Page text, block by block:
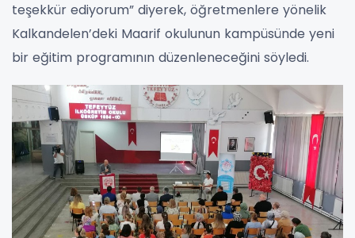
teşekkür ediyorum” diyerek, öğretmenlere yönelik
Kalkandelen’deki Maarif okulunun kampüsünde yeni
bir eğitim programının düzenleneceğini söyledi.